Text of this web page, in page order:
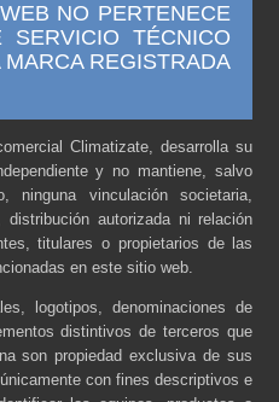
NO PERTENECE
TÉCNICO
REGISTRADA
Climatizate, desarrolla su
y no mantiene, salvo
ninguna vinculación societaria,
autorizada ni relación
titulares o propietarios de las
en este sitio web.
logotipos, denominaciones de
distintivos de terceros que
son propiedad exclusiva de sus
con fines descriptivos e